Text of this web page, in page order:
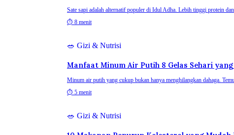
Sate sapi adalah alternatif populer di Idul Adha. Lebih tinggi protein
⏱ 8 menit
🥗 Gizi & Nutrisi
Manfaat Minum Air Putih 8 Gelas Sehari
Minum air putih yang cukup bukan hanya menghilangkan dahaga.
⏱ 5 menit
🥗 Gizi & Nutrisi